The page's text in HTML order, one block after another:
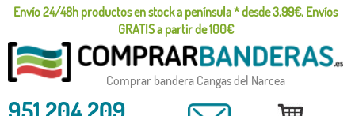
Envío 24/48h productos en stock a península * desde 3,99€, Envíos
GRATIS a partir de 100€
Comprar bandera Cangas del Narcea